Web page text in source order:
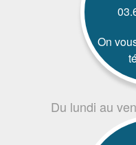
On
Du lundi au